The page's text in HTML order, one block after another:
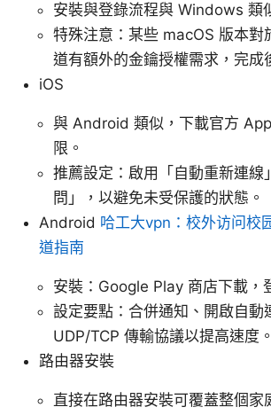
安裝與登錄流程與 Windows 類
特殊注意：某些 macOS 版本對
道有額外的金鑰授權需求，完成
iOS
與 Android 類似，下載官方
限。
推薦設定：啟用「自動重新連線
問」，以避免未受保護的狀態。
Android 哈工大vpn：校外访问校
道指南
安裝：Google Play 商店下載，
設定要點：合併通知、開啟自動
UDP/TCP 傳輸協議以提高速度。
路由器安裝
直接在路由器安裝可覆蓋整個家